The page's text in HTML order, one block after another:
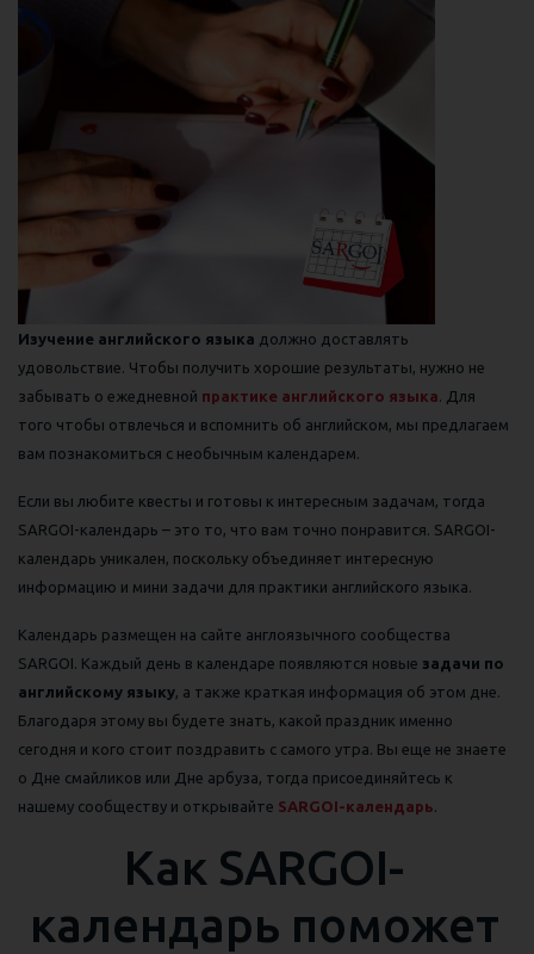
Изучение английского языка должно доставлять
удовольствие. Чтобы получить хорошие результаты, нужно не
забывать о ежедневной практике английского языка. Для
того чтобы отвлечься и вспомнить об английском, мы предлагаем
вам познакомиться с необычным календарем.
Если вы любите квесты и готовы к интересным задачам, тогда
SARGOI-календарь – это то, что вам точно понравится. SARGOI-
календарь уникален, поскольку объединяет интересную
информацию и мини задачи для практики английского языка.
Календарь размещен на сайте англоязычного сообщества
SARGOI. Каждый день в календаре появляются новые задачи по
английскому языку, а также краткая информация об этом дне.
Благодаря этому вы будете знать, какой праздник именно
сегодня и кого стоит поздравить с самого утра. Вы еще не знаете
о Дне смайликов или Дне арбуза, тогда присоединяйтесь к
нашему сообществу и открывайте SARGOI-календарь.
Как SARGOI-
календарь поможет